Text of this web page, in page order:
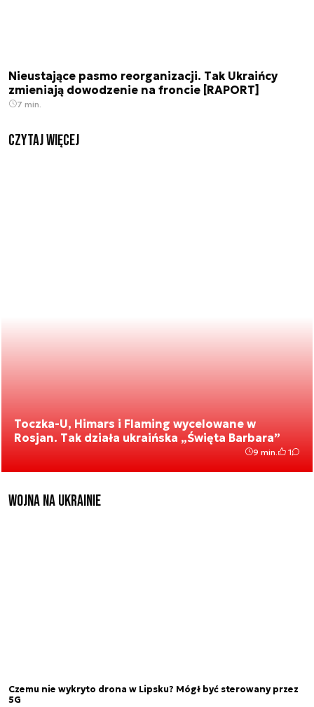
Nieustające pasmo reorganizacji. Tak Ukraińcy
zmieniają dowodzenie na froncie [RAPORT]
7 min.
czytaj więcej
Toczka-U, Himars i Flaming wycelowane w
Rosjan. Tak działa ukraińska „Święta Barbara”
9 min. 1
Wojna na Ukrainie
Czemu nie wykryto drona w Lipsku? Mógł być sterowany przez
5G